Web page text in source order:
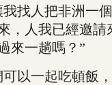
人把非洲一個
，人我已經邀請
來一趟嗎？”
一起吃頓飯，